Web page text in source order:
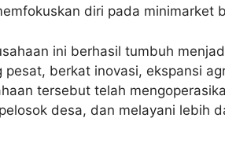
diri pada minimarket
ini berhasil tumbuh
pesat, berkat inovasi, ekspansi
tersebut telah
desa, dan melayani lebih